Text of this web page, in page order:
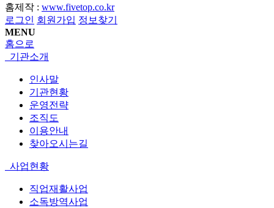
홈제작 : www.fivetop.co.kr
로그인 회원가입 정보찾기
MENU
홈으로
기관소개
인사말
기관현황
운영전략
조직도
이용안내
찾아오시는길
사업현황
직업재활사업
소독방역사업